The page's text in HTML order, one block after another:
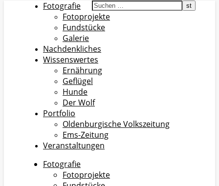
Fotografie
Fotoprojekte
Fundstücke
Galerie
Nachdenkliches
Wissenswertes
Ernährung
Geflügel
Hunde
Der Wolf
Portfolio
Oldenburgische Volkszeitung
Ems-Zeitung
Veranstaltungen
Fotografie
Fotoprojekte